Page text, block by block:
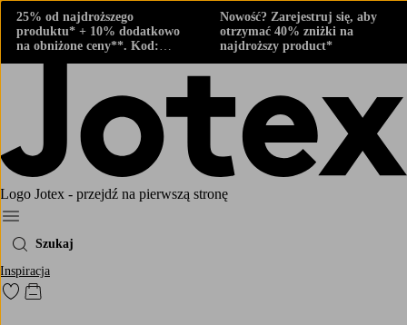
25% od najdroższego
produktu* + 10% dodatkowo
na obniżone ceny**. Kod:
424882
Nowość? Zarejestruj się, aby
otrzymać 40% zniżki na
najdroższy product*
Logo Jotex - przejdź na pierwszą stronę
Menu
Szukaj
Inspiracja
Przejdź do ulubionych oznaczonych produktów
Przejdź do koszyka